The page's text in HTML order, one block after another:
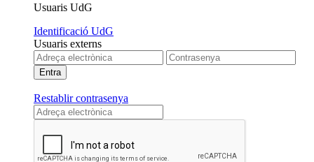
Usuaris UdG
Identificació UdG
Usuaris externs
Restablir contrasenya